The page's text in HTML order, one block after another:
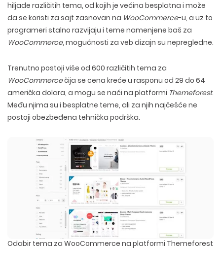
hiljade različitih tema, od kojih je većina besplatna i može
da se koristi za sajt zasnovan na WooCommerce-u, a uz to
programeri stalno razvijaju i teme namenjene baš za
WooCommerce, mogućnosti za veb dizajn su nepregledne.
Trenutno postoji više od 600 različitih tema za
WooCommercečija se cena kreće u rasponu od 29 do 64
američka dolara, a mogu se naći na platformi Themeforest.
Među njima su i besplatne teme, ali za njih najčešće ne
postoji obezbeđena tehnička podrška.
Odabir tema za WooCommerce na platformi Themeforest